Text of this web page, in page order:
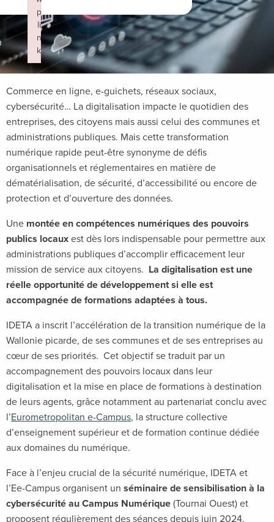
Commerce en ligne, e-guichets, réseaux sociaux,
cybersécurité… La digitalisation impacte le quotidien des
entreprises, des citoyens mais aussi celui des communes et
administrations publiques. Mais cette transformation
numérique rapide peut-être synonyme de défis
organisationnels et réglementaires en matière de
dématérialisation, de sécurité, d’accessibilité ou encore de
protection et d’ouverture des données.
Une montée en compétences numériques des pouvoirs
publics locauxest dès lors indispensable pour permettre aux
administrations publiques d’accomplir efficacement leur
mission de service aux citoyens. La digitalisation est une
réelle opportunité de développement si elle est
accompagnée de formations adaptées à tous.
IDETA a inscrit l’accélération de la transition numérique de la
Wallonie picarde, de ses communes et de ses entreprises au
cœur de ses priorités. Cet objectif se traduit par un
accompagnement des pouvoirs locaux dans leur
digitalisation et la mise en place de formations à destination
de leurs agents, grâce notamment au partenariat conclu avec
l’Eurometropolitan e-Campus, la structure collective
d’enseignement supérieur et de formation continue dédiée
aux domaines du numérique.
Face à l’enjeu crucial de la sécurité numérique, IDETA et
l’Ee-Campus organisent un séminaire de sensibilisation à la
cybersécurité au Campus Numérique(Tournai Ouest) et
proposent régulièrement des séances depuis juin 2024.
p
li
n
k
Failed to initialize plugin: wplink